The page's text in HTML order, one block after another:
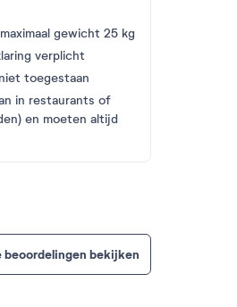
gewicht 25 kg
verplicht
toegestaan
in restaurants of
en moeten altijd
beoordelingen bekijken